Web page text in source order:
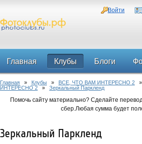
Войти
Главная Клубы Блоги
Форум
Главная » Клубы » ВСЕ, ЧТО ВАМ ИНТЕРЕСНО 2
ИНТЕРЕСНО 2 » Зеркальный Паркленд
Помочь сайту материально? Сделайте
сбер.Любая сумма будет
Зеркальный Паркленд